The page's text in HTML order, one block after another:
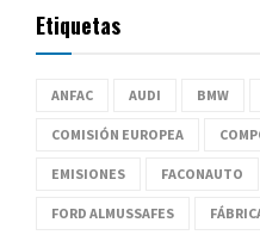
Etiquetas
ANFAC AUDI BMW
COMISIÓN EUROPEA
EMISIONES FACONAUTO
FORD ALMUSSAFES